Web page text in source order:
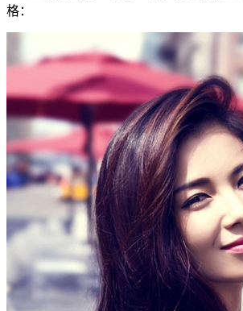
格：